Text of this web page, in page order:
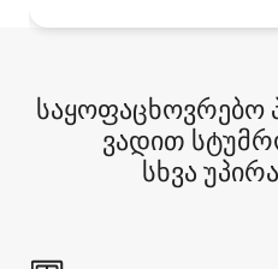
საყოფაცხოვრებო
ვადით
სხვა